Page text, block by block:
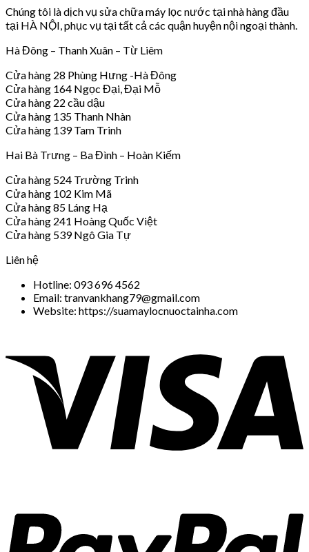
Chúng tôi là dịch vụ sửa chữa máy lọc nước tại nhà hàng đầu
tại HÀ NỘI, phục vụ tại tất cả các quận huyện nội ngoại thành.
Hà Đông – Thanh Xuân – Từ Liêm
Cửa hàng 28 Phùng Hưng -Hà Đông
Cửa hàng 164 Ngọc Đại, Đại Mỗ
Cửa hàng 22 cầu dậu
Cửa hàng 135 Thanh Nhàn
Cửa hàng 139 Tam Trinh
Hai Bà Trưng – Ba Đình – Hoàn Kiếm
Cửa hàng 524 Trường Trinh
Cửa hàng 102 Kim Mã
Cửa hàng 85 Láng Hạ
Cửa hàng 241 Hoàng Quốc Việt
Cửa hàng 539 Ngô Gia Tự
Liên hệ
Hotline: 093 696 4562
Email: tranvankhang79@gmail.com
Website: https://suamaylocnuoctainha.com